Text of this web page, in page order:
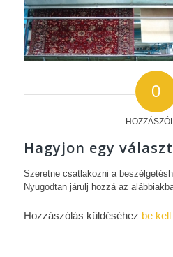
0
Hagyjon egy
Szeretne csatlakozni a
Nyugodtan járulj hozzá az
Hozzászólás küldéséhez be